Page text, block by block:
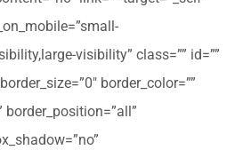
visibility” class=”” id=””
border_color=””
border_position=”all”